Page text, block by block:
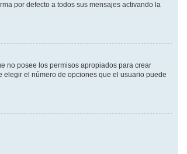
por defecto a todos sus mensajes activando la
no posee los permisos apropiados para crear
el número de opciones que el usuario puede